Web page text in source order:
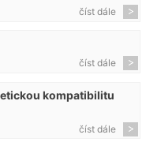
číst dále
číst dále
kompatibilitu
číst dále